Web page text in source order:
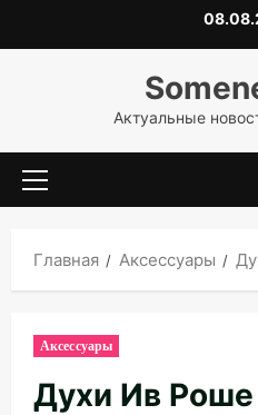
к
Актуальные
Основное
Главная Аксессуары
Аксессуары
Духи Ив Роше